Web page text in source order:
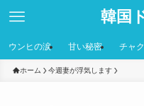
韓国
ウンヒの涙 甘い秘密 チャ
ホーム 今週妻が浮気します